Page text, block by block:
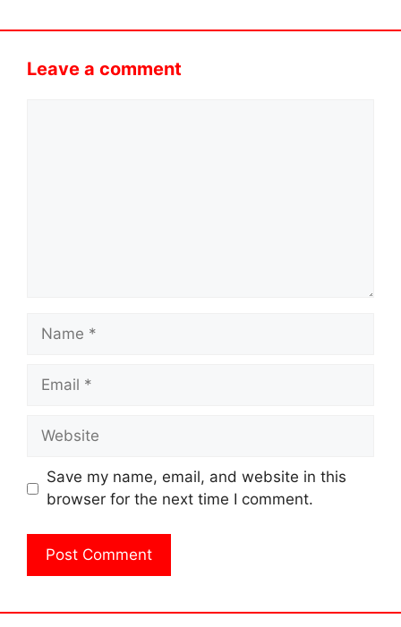
Leave a comment
Name
Email
Website
Save my name, email, and website in this
browser for the next time I comment.